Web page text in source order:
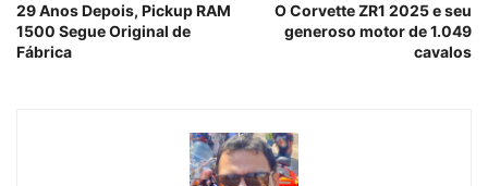
29 Anos Depois, Pickup RAM
1500 Segue Original de
Fábrica
O Corvette ZR1 2025 e seu
generoso motor de 1.049
cavalos